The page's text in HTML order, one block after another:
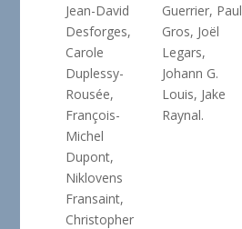
Jean-David
Desforges,
Carole
Duplessy-
Rousée,
François-
Michel
Dupont,
Niklovens
Fransaint,
Christopher
Guerrier, Paul
Gros, Joël
Legars,
Johann G.
Louis, Jake
Raynal.